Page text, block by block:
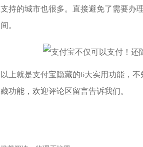
支持的城市也很多。直接避免了需要办
间。
以上就是支付宝隐藏的6大实用功能，
藏功能，欢迎评论区留言告诉我们。